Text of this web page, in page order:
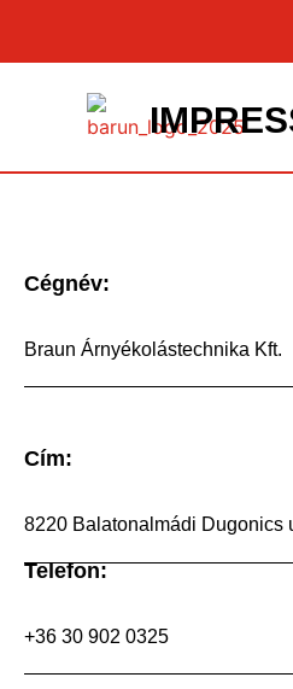
Cégnév:
Braun Árnyékolástechnika Kft.
Cím:
8220 Balatonalmádi Dugonics
Telefon:
+36 30 902 0325